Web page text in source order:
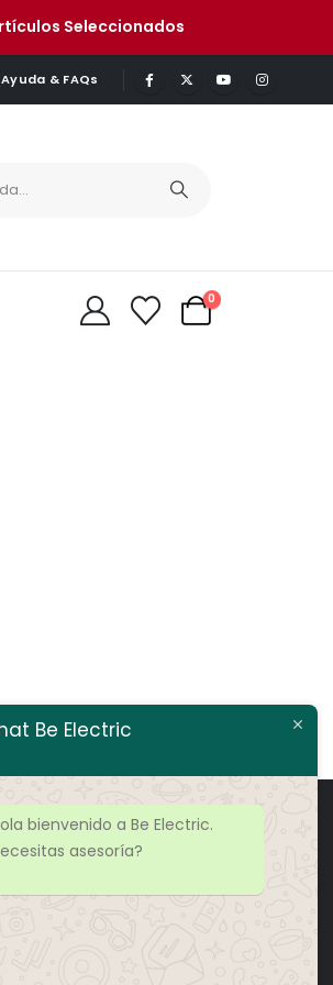
Seleccionados
Ayuda & FAQs
0
Pago
Be Electric
bienvenido a Be Electric.
asesoría?